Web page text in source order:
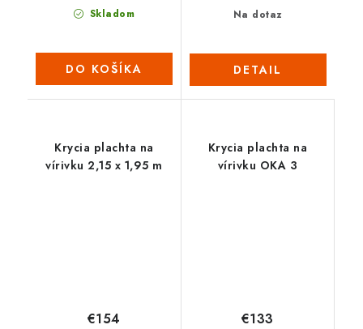
Skladom
DO KOŠÍKA
Na dotaz
DETAIL
Krycia plachta na
vírivku 2,15 x 1,95 m
€154
Krycia plachta na
vírivku OKA 3
€133